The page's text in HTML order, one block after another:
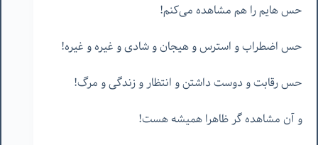
حس هایم را هم مشاهده می‌کنم!
حس اضطراب و استرس و هیجان و شادی و غیره و غیره!
حس رقابت و دوست داشتن و انتظار و زندگی و مرگ!
و آن مشاهده گر ظاهرا همیشه هست!